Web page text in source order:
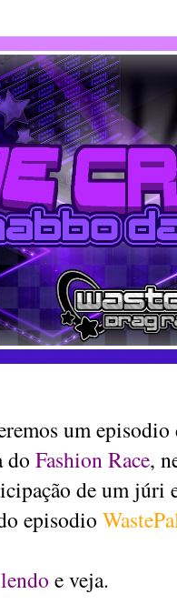
um
do Fashion Race,
de um júri
episodio
e veja.